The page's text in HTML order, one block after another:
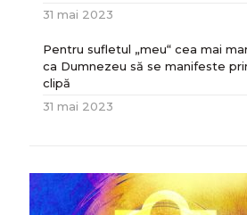
31 mai 2023
Pentru sufletul „meu“ cea mai
ca Dumnezeu să se manifeste
clipă
31 mai 2023